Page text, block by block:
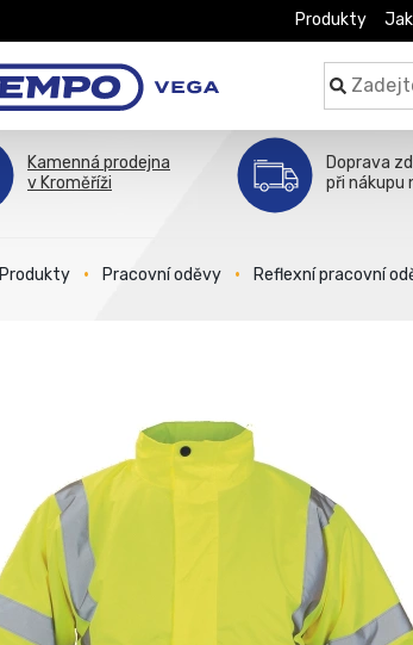
Produkty
Kamenná prodejna
v Kroměříži
Doprava
při nákupu
Produkty Pracovní oděvy Reflexní pracovní